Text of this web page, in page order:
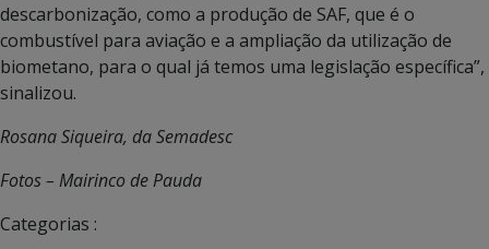
descarbonização, como a produção de SAF, que é o
combustível para aviação e a ampliação da utilização de
biometano, para o qual já temos uma legislação específica”,
sinalizou.
Rosana Siqueira, da Semadesc
Fotos – Mairinco de Pauda
Categorias :